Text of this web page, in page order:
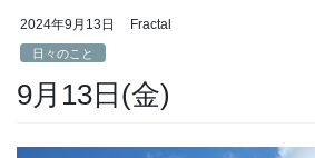
2024年9月13日 Fractal
日々のこと
9月13日(金)